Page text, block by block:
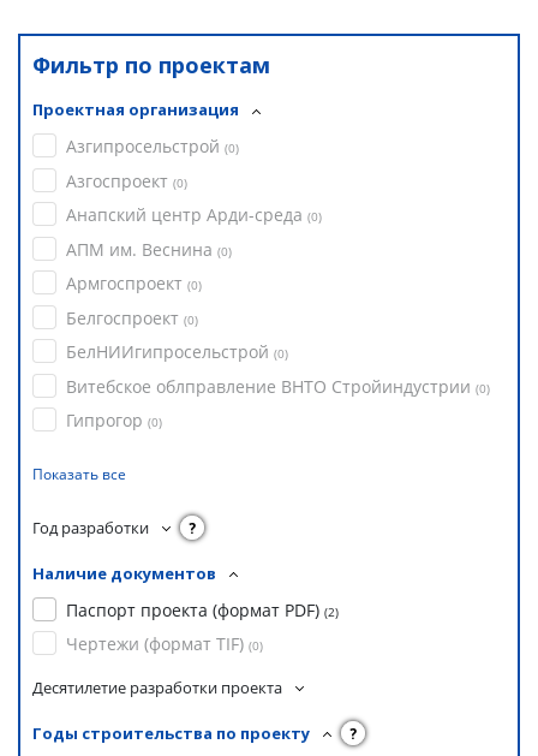
Фильтр по проектам
Проектная организация
Азгипросельстрой (0)
Азгоспроект (0)
Анапский центр Арди-среда (0)
АПМ им. Веснина (0)
Армгоспроект (0)
Белгоспроект (0)
БелНИИгипросельстрой (0)
Витебское облправление ВНТО Стройиндустрии (0)
Гипрогор (0)
Показать все
Год разработки ?
Наличие документов
Паспорт проекта (формат PDF) (2)
Чертежи (формат TIF) (0)
Десятилетие разработки проекта
Годы строительства по проекту ?